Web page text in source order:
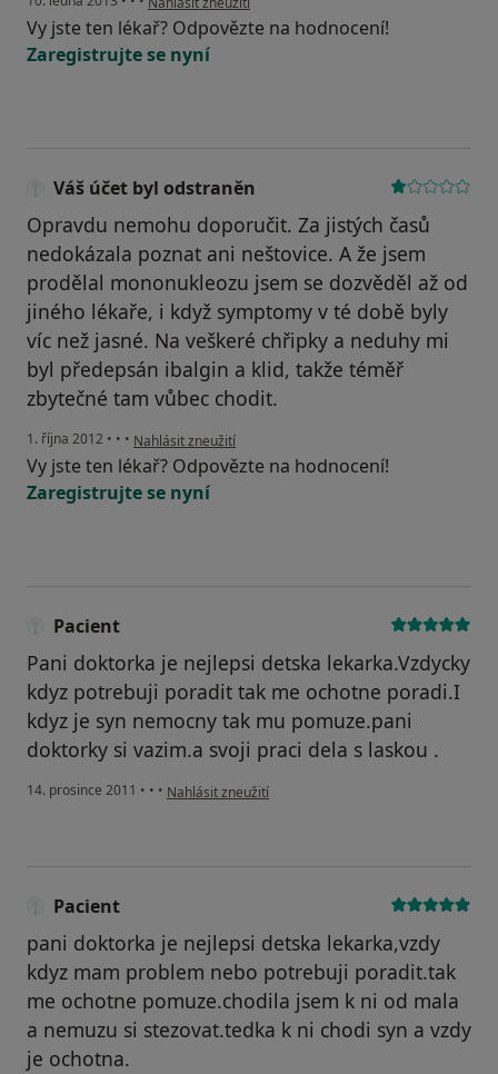
Vy jste ten lékař? Odpovězte na hodnocení!
Zaregistrujte se nyní
Váš účet byl odstraněn
Opravdu nemohu doporučit. Za jistých časů
nedokázala poznat ani neštovice. A že jsem
prodělal mononukleozu jsem se dozvěděl až od
jiného lékaře, i když symptomy v té době byly
víc než jasné. Na veškeré chřipky a neduhy mi
byl předepsán ibalgin a klid, takže téměř
zbytečné tam vůbec chodit.
1. října 2012 • • • podle názoru uživatele Váš účet byl odstraněn
Nahlásit zneužití
Vy jste ten lékař? Odpovězte na hodnocení!
Zaregistrujte se nyní
Pacient
Pani doktorka je nejlepsi detska lekarka.Vzdycky
kdyz potrebuji poradit tak me ochotne poradi.I
kdyz je syn nemocny tak mu pomuze.pani
doktorky si vazim.a svoji praci dela s laskou .
14. prosince 2011 • • • podle názoru uživatele Pacient
Nahlásit zneužití
Pacient
pani doktorka je nejlepsi detska lekarka,vzdy
kdyz mam problem nebo potrebuji poradit.tak
me ochotne pomuze.chodila jsem k ni od mala
a nemuzu si stezovat.tedka k ni chodi syn a vzdy
je ochotna.